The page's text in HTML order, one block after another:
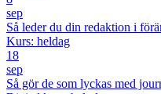
sep
Så leder du din redaktion i
Kurs: heldag
18
sep
Så gör de som lyckas med